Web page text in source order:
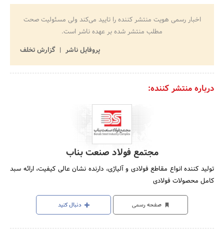
اخبار رسمی هویت منتشر کننده را تایید می‌کند ولی مسئولیت صحت
مطلب منتشر شده بر عهده ناشر است.
پروفایل ناشر
گزارش تخلف
درباره منتشر کننده:
مجتمع فولاد صنعت بناب
تولید کننده انواع مقاطع فولادی و آلیاژی، دارنده نشان عالی کیفیت، ارائه سبد
کامل محصولات فولادی
صفحه رسمی دنبال کنید